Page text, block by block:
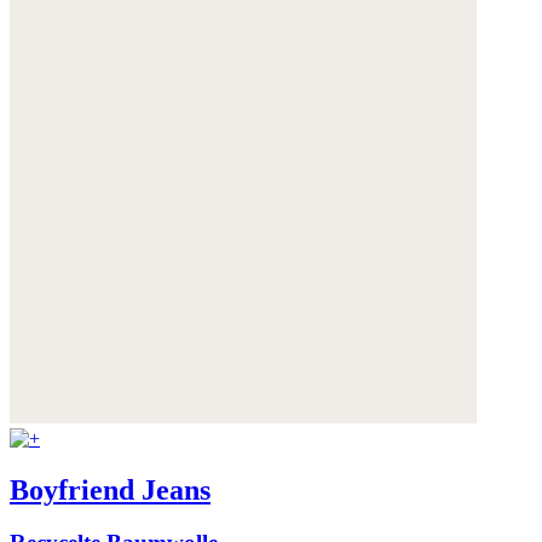
Boyfriend Jeans